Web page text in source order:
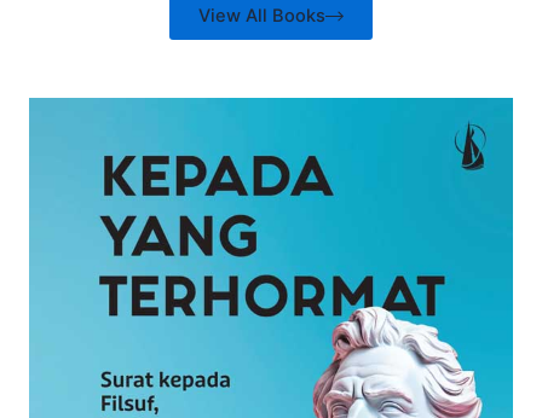
View All Books